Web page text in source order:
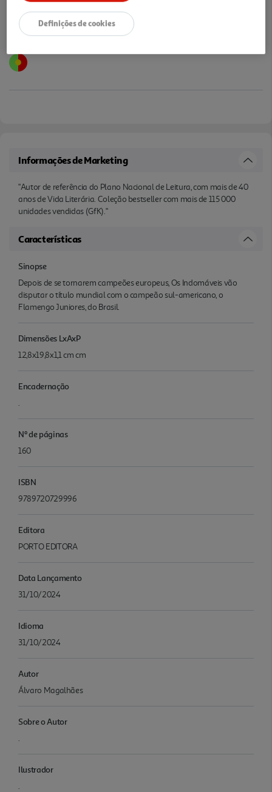
Informações de Marketing
"Autor de referência do Plano Nacional de Leitura, com mais de 40
anos de Vida Literária. Coleção bestseller com mais de 115 000
unidades vendidas (GfK)."
Características
Sinopse
Depois de se tornarem campeões europeus, Os Indomáveis vão
disputar o título mundial com o campeão sul-americano, o
Flamengo Juniores, do Brasil.
Dimensões LxAxP
12,8x19,8x1,1 cm cm
Encadernação
.
Nº de páginas
160
ISBN
9789720729996
Editora
PORTO EDITORA
Data Lançamento
31/10/2024
Idioma
31/10/2024
Autor
Álvaro Magalhães
Sobre o Autor
.
Ilustrador
.
Definições de cookies